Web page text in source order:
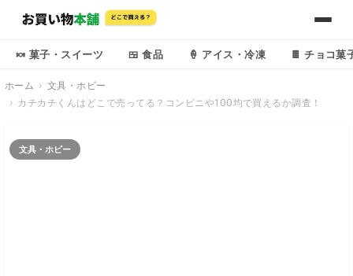
🍬 菓子・スイーツ 🍱 食品 🍦 アイス・冷凍 🍫 チョコ菓
ホーム
文具・ホビー
カチカチくんはどこで売ってる？コンビニや100均で買えるか調査！
文具・ホビー